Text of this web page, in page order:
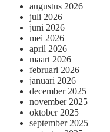
augustus 2026
juli 2026
juni 2026
mei 2026
april 2026
maart 2026
februari 2026
januari 2026
december 2025
november 2025
oktober 2025
september 2025